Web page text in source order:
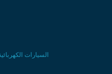
السيارات